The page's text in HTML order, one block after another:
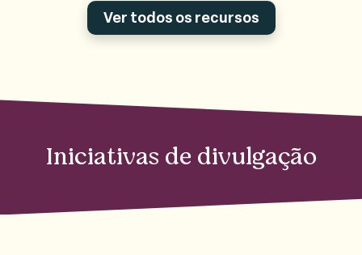
Ver todos os recursos
Iniciativas de divulgação